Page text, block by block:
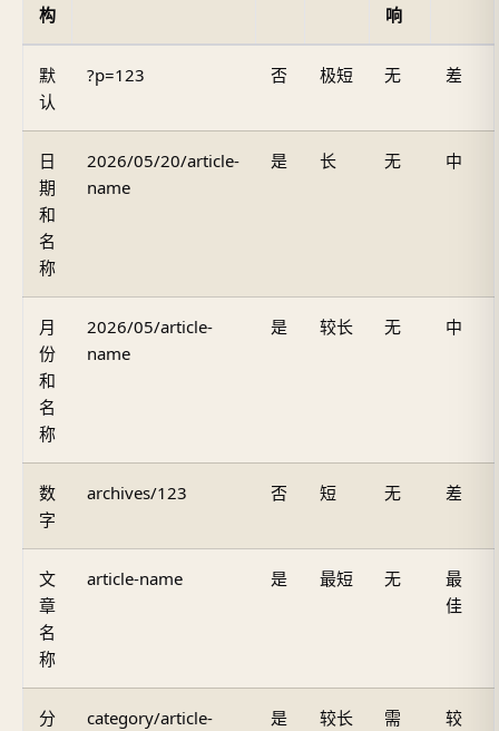
构
响
默
认
?p=123 否 极短 无 差
日
期
和
名
称
2026/05/20/article-
name
是 长 无 中
月
份
和
名
称
2026/05/article-
name
是 较长 无 中
数
字
archives/123 否 短 无 差
文
章
名
称
article-name 是 最短 无
最
佳
分
category/article-
是 较长
需
较